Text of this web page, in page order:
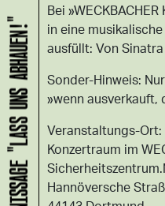
Bei
in eine
ausfüllt: Von
Sonder-Hinweis:
»wenn ausverkauft,
Veranstaltungs-Ort:
Konzertraum im
Hannöversche